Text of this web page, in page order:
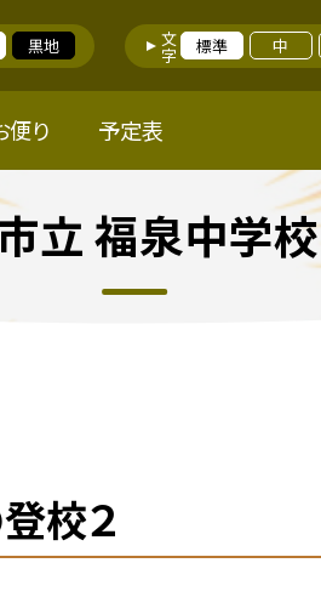
黒地 文字 標準 中
便り 予定表
立 福泉中学校
校２